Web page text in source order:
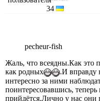
34
pecheur-fish
Жаль, что всеядны.Как это
как родных
.И вправду
интересно за ними
поинтересовавшись,
прийдётся.Лично у нас они